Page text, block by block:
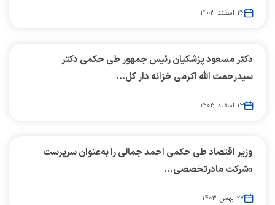
۲۶ اسفند ۱۴۰۳
دکتر مسعود پزشکیان رئیس جمهور طی حکمی دکتر
سیدرحمت الله اکرمی خزانه دار کل...
۱۳ اسفند ۱۴۰۳
وزیر اقتصاد طی حکمی احمد جمالی را به‌عنوان سرپرست
«شرکت مادرتخصصی...
۲۷ بهمن ۱۴۰۳